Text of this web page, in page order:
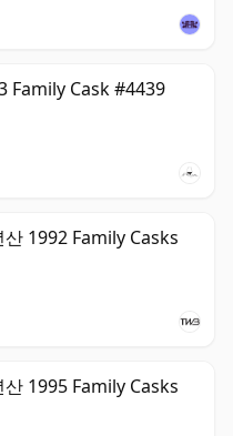
Family Cask #4439
1992 Family Casks
1995 Family Casks